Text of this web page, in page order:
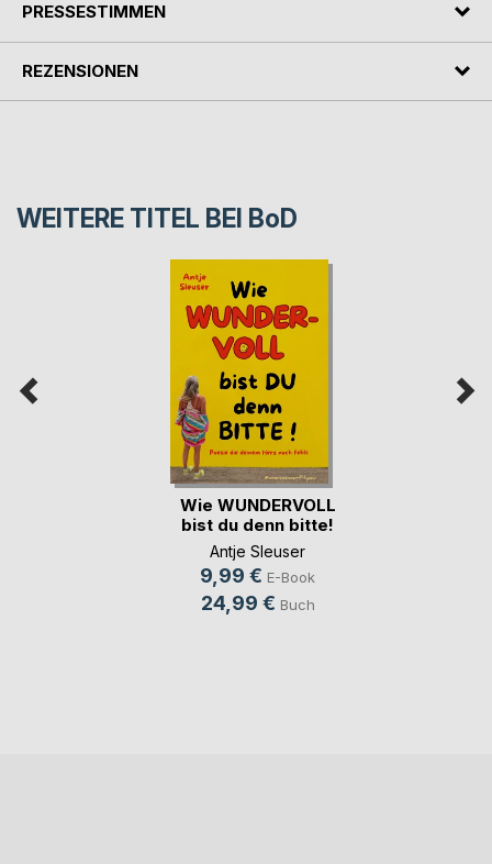
PRESSESTIMMEN
REZENSIONEN
WEITERE TITEL BEI BoD
Wie WUNDERVOLL
bist du denn bitte!
Antje Sleuser
9,99 € E-Book
24,99 € Buch